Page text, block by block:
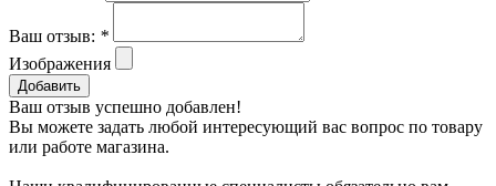
Ваш отзыв: *
Изображения
Добавить
Ваш отзыв успешно добавлен!
Вы можете задать любой интересующий вас вопрос по товару
или работе магазина.